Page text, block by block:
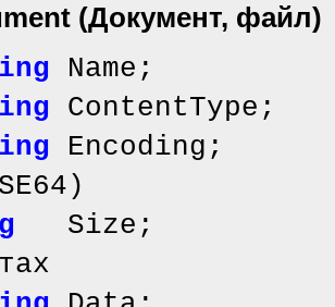
(Документ, файл)
Name; //
Encoding;
Size; //